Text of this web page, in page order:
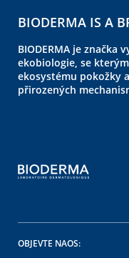
BIODERMA IS A
BIODERMA je značka
ekobiologie, se
ekosystému pokožky
přirozených
OBJEVTE NAOS: